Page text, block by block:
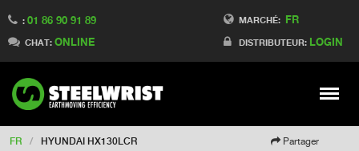
MARCHÉ: FR
DISTRIBUTEUR: LOGIN
: 01 86 90 91 89
CHAT: ONLINE
Meny
Switch to Finland
Switch to Denmark
Switch to China
Switch to Australia
Change market
FR / HYUNDAI HX130LCR Partager